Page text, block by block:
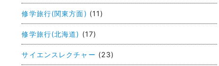
ゲ
ー
ョ
修学旅行(関東方面) (11)
修学旅行(北海道) (17)
サイエンスレクチャー (23)